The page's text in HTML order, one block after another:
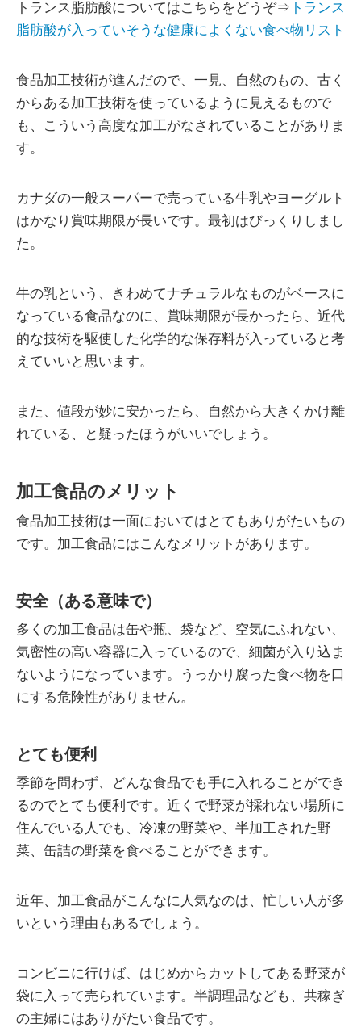
トランス脂肪酸についてはこちらをどうぞ⇒ トランス
脂肪酸が入っていそうな健康によくない食べ物リスト
食品加工技術が進んだので、一見、自然のもの、古く
からある加工技術を使っているように見えるもので
も、こういう高度な加工がなされていることがありま
す。
カナダの一般スーパーで売っている牛乳やヨーグルト
はかなり賞味期限が長いです。最初はびっくりしまし
た。
牛の乳という、きわめてナチュラルなものがベースに
なっている食品なのに、賞味期限が長かったら、近代
的な技術を駆使した化学的な保存料が入っていると考
えていいと思います。
また、値段が妙に安かったら、自然から大きくかけ離
れている、と疑ったほうがいいでしょう。
加工食品のメリット
食品加工技術は一面においてはとてもありがたいもの
です。加工食品にはこんなメリットがあります。
安全（ある意味で）
多くの加工食品は缶や瓶、袋など、空気にふれない、
気密性の高い容器に入っているので、細菌が入り込ま
ないようになっています。うっかり腐った食べ物を口
にする危険性がありません。
とても便利
季節を問わず、どんな食品でも手に入れることができ
るのでとても便利です。近くで野菜が採れない場所に
住んでいる人でも、冷凍の野菜や、半加工された野
菜、缶詰の野菜を食べることができます。
近年、加工食品がこんなに人気なのは、忙しい人が多
いという理由もあるでしょう。
コンビニに行けば、はじめからカットしてある野菜が
袋に入って売られています。半調理品なども、共稼ぎ
の主婦にはありがたい食品です。